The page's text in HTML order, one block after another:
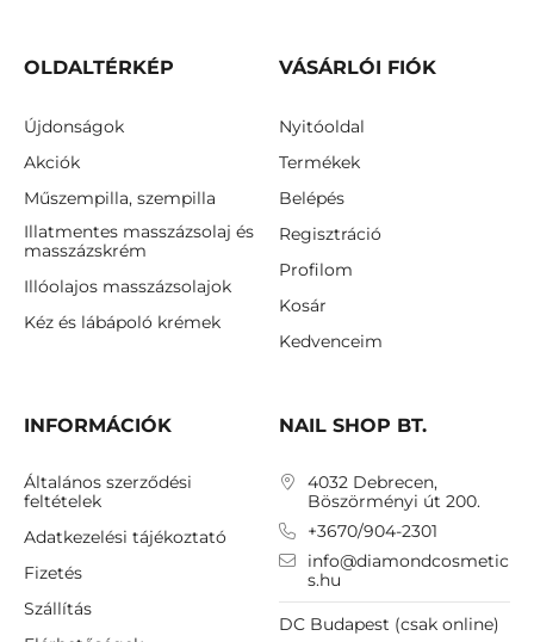
OLDALTÉRKÉP
Újdonságok
Akciók
Műszempilla, szempilla
Illatmentes masszázsolaj és
masszázskrém
Illóolajos masszázsolajok
Kéz és lábápoló krémek
VÁSÁRLÓI FIÓK
Nyitóoldal
Termékek
Belépés
Regisztráció
Profilom
Kosár
Kedvenceim
INFORMÁCIÓK
Általános szerződési
feltételek
Adatkezelési tájékoztató
Fizetés
Szállítás
NAIL SHOP BT.
4032 Debrecen,
Böszörményi út 200.
+3670/904-2301
info@diamondcosmetic
s.hu
DC Budapest (csak online)